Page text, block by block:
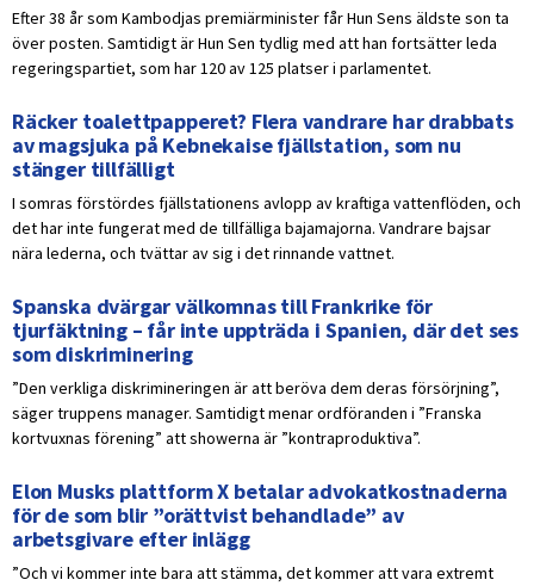
Efter 38 år som Kambodjas premiärminister får Hun Sens äldste son ta
över posten. Samtidigt är Hun Sen tydlig med att han fortsätter leda
regeringspartiet, som har 120 av 125 platser i parlamentet.
Räcker toalettpapperet? Flera vandrare har drabbats
av magsjuka på Kebnekaise fjällstation, som nu
stänger tillfälligt
I somras förstördes fjällstationens avlopp av kraftiga vattenflöden, och
det har inte fungerat med de tillfälliga bajamajorna. Vandrare bajsar
nära lederna, och tvättar av sig i det rinnande vattnet.
Spanska dvärgar välkomnas till Frankrike för
tjurfäktning – får inte uppträda i Spanien, där det ses
som diskriminering
”Den verkliga diskrimineringen är att beröva dem deras försörjning”,
säger truppens manager. Samtidigt menar ordföranden i ”Franska
kortvuxnas förening” att showerna är ”kontraproduktiva”.
Elon Musks plattform X betalar advokatkostnaderna
för de som blir ”orättvist behandlade” av
arbetsgivare efter inlägg
”Och vi kommer inte bara att stämma, det kommer att vara extremt